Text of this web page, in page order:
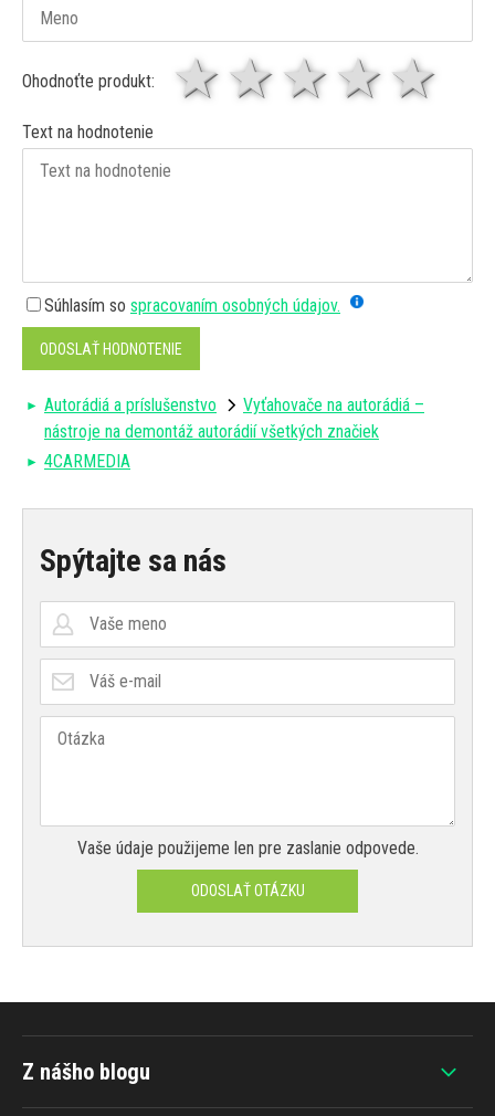
Ohodnoťte produkt: 4
3
2 hviezdy
1 hviezda
Text na hodnotenie
Súhlasím so spracovaním osobných údajov.
ODOSLAŤ HODNOTENIE
Autorádiá a príslušenstvo
Vyťahovače na autorádiá –
nástroje na demontáž autorádií všetkých značiek
4CARMEDIA
Spýtajte sa nás
Vaše údaje použijeme len pre zaslanie odpovede.
ODOSLAŤ OTÁZKU
Z nášho blogu